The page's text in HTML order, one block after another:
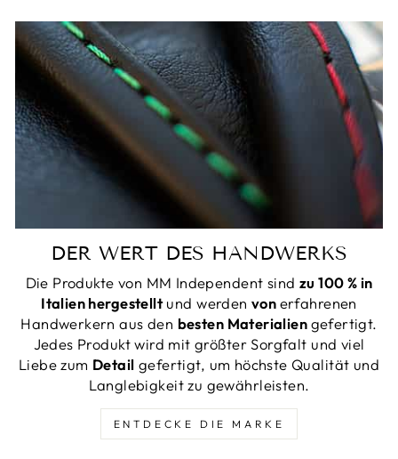
DER WERT DES HANDWERKS
Die Produkte von MM Independent sind zu 100 % in
Italien hergestelltund werdenvonerfahrenen
Handwerkern aus den besten Materialiengefertigt.
Jedes Produkt wird mit größter Sorgfalt und viel
Liebe zum Detail gefertigt, um höchste Qualität und
Langlebigkeit zu gewährleisten.
ENTDECKE DIE MARKE